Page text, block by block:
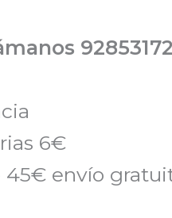
6€
45€ envío